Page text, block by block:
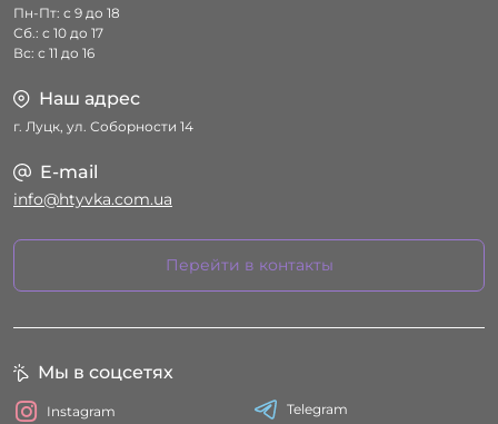
Пн-Пт: с 9 до 18
Сб.: с 10 до 17
Вс: с 11 до 16
Наш адрес
г. Луцк, ул. Соборности 14
E-mail
info@htyvka.com.ua
Перейти в контакты
Мы в соцсетях
Instagram Telegram